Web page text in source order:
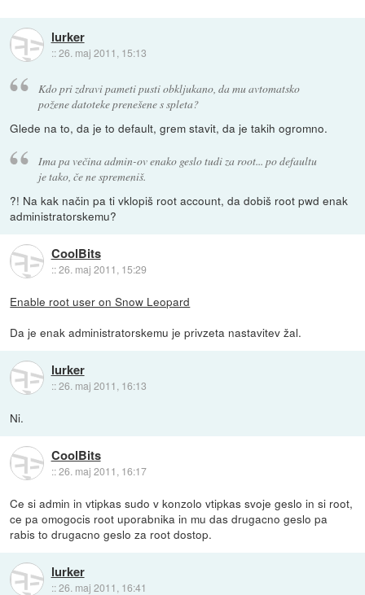
lurker
::26. maj 2011, 15:13
Kdo pri zdravi pameti pusti obkljukano, da mu avtomatsko
požene datoteke prenešene s spleta?
Glede na to, da je to default, grem stavit, da je takih ogromno.
Ima pa večina admin-ov enako geslo tudi za root... po defaultu
je tako, če ne spremeniš.
?! Na kak način pa ti vklopiš root account, da dobiš root pwd enak
administratorskemu?
CoolBits
::26. maj 2011, 15:29
Enable root user on Snow Leopard
Da je enak administratorskemu je privzeta nastavitev žal.
lurker
::26. maj 2011, 16:13
Ni.
CoolBits
::26. maj 2011, 16:17
Ce si admin in vtipkas sudo v konzolo vtipkas svoje geslo in si root,
ce pa omogocis root uporabnika in mu das drugacno geslo pa
rabis to drugacno geslo za root dostop.
lurker
::26. maj 2011, 16:41